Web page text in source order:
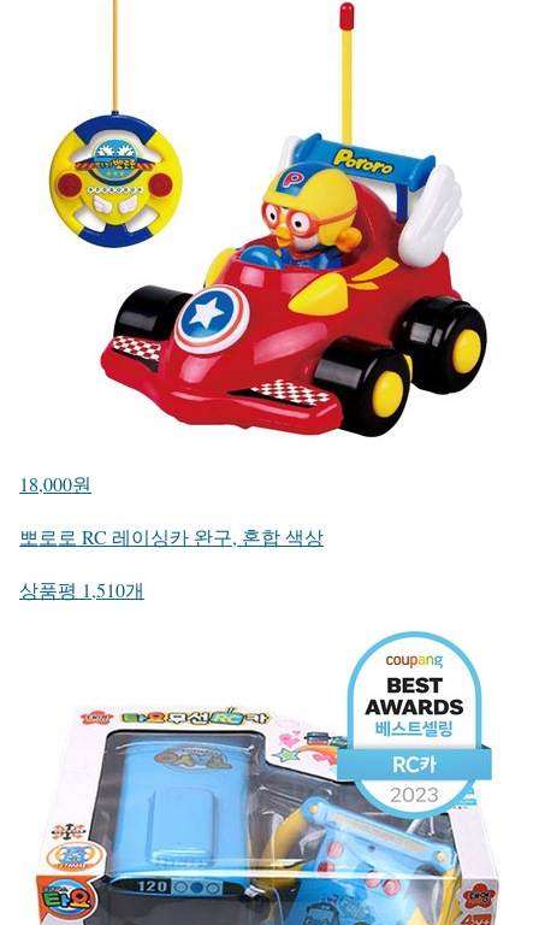
18,000원
뽀로로 RC 레이싱카 완구, 혼합 색상
상품평 1,510개